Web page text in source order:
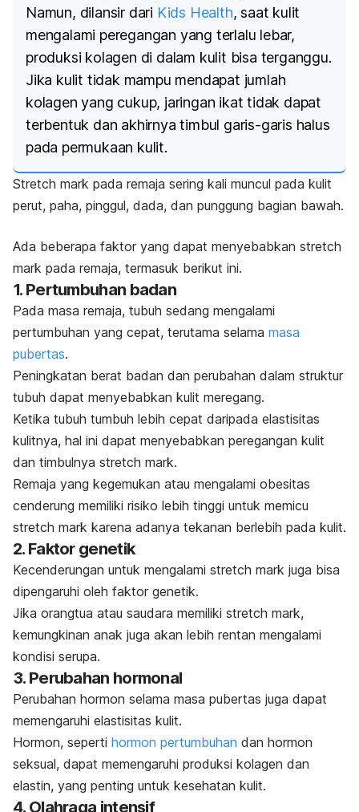
Namun, dilansir dari Kids Health, saat kulit
mengalami peregangan yang terlalu lebar,
produksi kolagen di dalam kulit bisa terganggu.
Jika kulit tidak mampu mendapat jumlah
kolagen yang cukup, jaringan ikat tidak dapat
terbentuk dan akhirnya timbul garis-garis halus
pada permukaan kulit.
Stretch mark pada remaja sering kali muncul pada kulit
perut, paha, pinggul, dada, dan punggung bagian bawah.
Ada beberapa faktor yang dapat menyebabkan stretch
mark pada remaja, termasuk berikut ini.
1. Pertumbuhan badan
Pada masa remaja, tubuh sedang mengalami
pertumbuhan yang cepat, terutama selama masa
pubertas.
Peningkatan berat badan dan perubahan dalam struktur
tubuh dapat menyebabkan kulit meregang.
Ketika tubuh tumbuh lebih cepat daripada elastisitas
kulitnya, hal ini dapat menyebabkan peregangan kulit
dan timbulnya stretch mark.
Remaja yang kegemukan atau mengalami obesitas
cenderung memiliki risiko lebih tinggi untuk memicu
stretch mark karena adanya tekanan berlebih pada kulit.
2. Faktor genetik
Kecenderungan untuk mengalami stretch mark juga bisa
dipengaruhi oleh faktor genetik.
Jika orangtua atau saudara memiliki stretch mark,
kemungkinan anak juga akan lebih rentan mengalami
kondisi serupa.
3. Perubahan hormonal
Perubahan hormon selama masa pubertas juga dapat
memengaruhi elastisitas kulit.
Hormon, seperti hormon pertumbuhan dan hormon
seksual, dapat memengaruhi produksi kolagen dan
elastin, yang penting untuk kesehatan kulit.
4. Olahraga intensif